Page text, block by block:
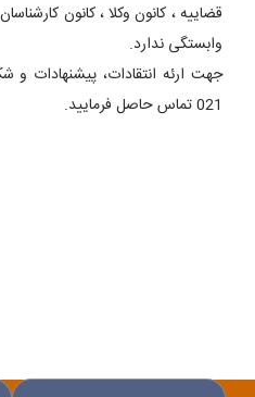
قضاییه ، کانون وکلا ، کانون
وابستگی ندارد.
021 تماس حاصل فرمایید.